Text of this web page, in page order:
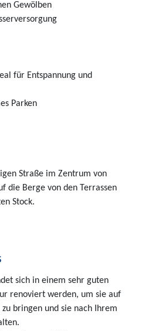
Gewölben
für Entspannung und
Parken
Straße im Zentrum von
die Berge von den Terrassen
Stock.
sich in einem sehr guten
renoviert werden, um sie auf
zu bringen und sie nach Ihrem